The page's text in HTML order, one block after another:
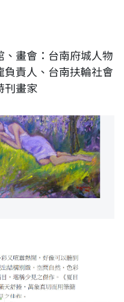
畫會：台南府城人物
責人、台南扶輪社會
刊畫家